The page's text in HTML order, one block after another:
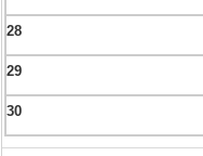
28
29
30